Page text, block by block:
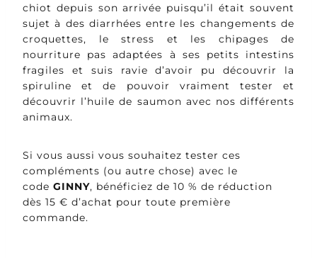
chiot depuis son arrivée puisqu’il était souvent
sujet à des diarrhées entre les changements de
croquettes, le stress et les chipages de
nourriture pas adaptées à ses petits intestins
fragiles et suis ravie d’avoir pu découvrir la
spiruline et de pouvoir vraiment tester et
découvrir l’huile de saumon avec nos différents
animaux.
Si vous aussi vous souhaitez tester ces
compléments (ou autre chose) avec le
code GINNY, bénéficiez de 10 % de réduction
dès 15 € d’achat pour toute première
commande.